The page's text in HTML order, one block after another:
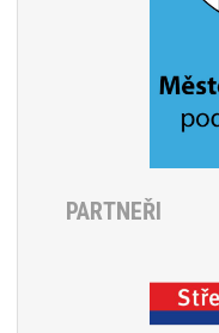
PARTNEŘI